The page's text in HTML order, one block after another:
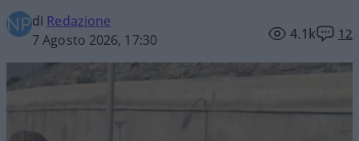
di Redazione
7 Agosto 2026, 17:30
4.1k 12